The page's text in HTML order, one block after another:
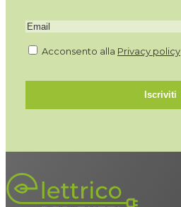
Acconsento alla Privacy policy
Iscriviti